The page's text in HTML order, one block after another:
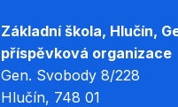
Základní škola, Hlučín,
příspěvková organizace
Gen. Svobody 8/228
Hlučín, 748 01